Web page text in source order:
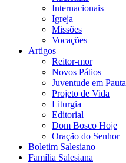
Internacionais
Igreja
Missões
Vocações
Artigos
Reitor-mor
Novos Pátios
Juventude em Pauta
Projeto de Vida
Liturgia
Editorial
Dom Bosco Hoje
Oração do Senhor
Boletim Salesiano
Família Salesiana